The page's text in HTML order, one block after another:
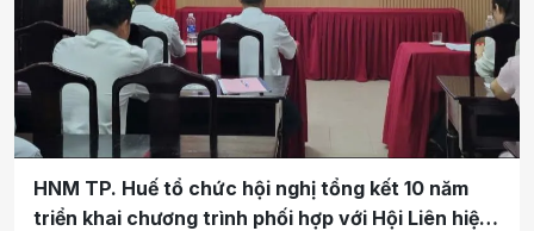
HNM TP. Huế tổ chức hội nghị tổng kết 10 năm
triển khai chương trình phối hợp với Hội Liên hiệp